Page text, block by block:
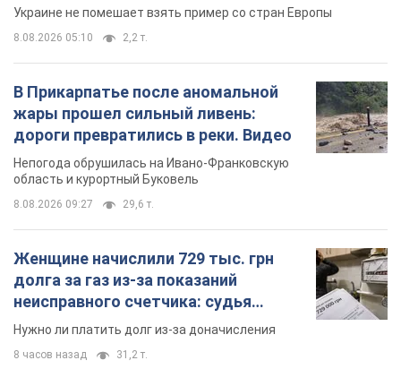
Украине не помешает взять пример со стран Европы
8.08.2026 05:10 2,2 т.
В Прикарпатье после аномальной
жары прошел сильный ливень:
дороги превратились в реки. Видео
Непогода обрушилась на Ивано-Франковскую
область и курортный Буковель
8.08.2026 09:27 29,6 т.
Женщине начислили 729 тыс. грн
долга за газ из-за показаний
неисправного счетчика: судья
вынес неожиданное решение
Нужно ли платить долг из-за доначисления
8 часов назад 31,2 т.